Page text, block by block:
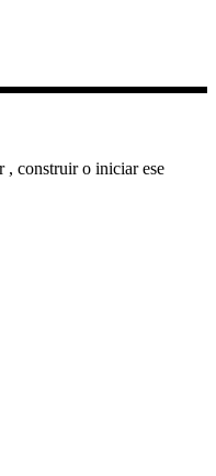
, construir o iniciar ese